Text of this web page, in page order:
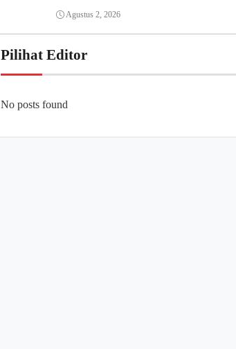
Agustus 2, 2026
Pilihat Editor
No posts found